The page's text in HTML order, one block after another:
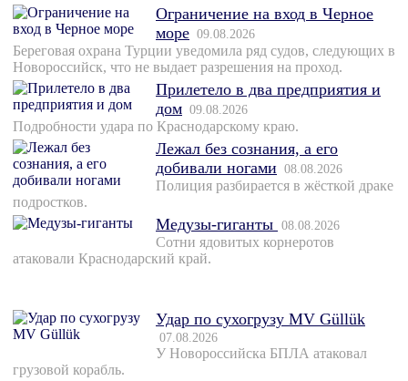
Ограничение на вход в Черное
море 09.08.2026
Береговая охрана Турции уведомила ряд судов, следующих в
Новороссийск, что не выдает разрешения на проход.
Прилетело в два предприятия и
дом 09.08.2026
Подробности удара по Краснодарскому краю.
Лежал без сознания, а его
добивали ногами 08.08.2026
Полиция разбирается в жёсткой драке
подростков.
Медузы-гиганты 08.08.2026
Сотни ядовитых корнеротов
атаковали Краснодарский край.
Удар по сухогрузу MV Güllük
07.08.2026
У Новороссийска БПЛА атаковал
грузовой корабль.